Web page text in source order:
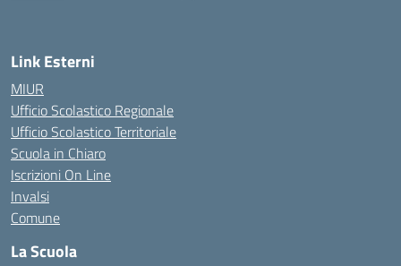
Link Esterni
MIUR
Ufficio Scolastico Regionale
Ufficio Scolastico Territoriale
Scuola in Chiaro
Iscrizioni On Line
Invalsi
Comune
La Scuola